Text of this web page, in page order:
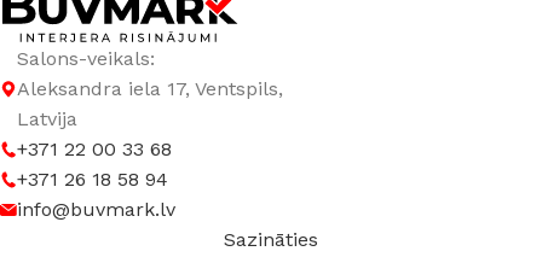
Salons-veikals:
Aleksandra iela 17, Ventspils,
Latvija
+371 22 00 33 68
+371 26 18 58 94
info@buvmark.lv
Sazināties